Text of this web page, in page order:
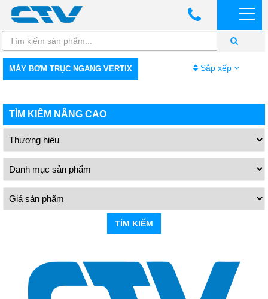
MÁY BƠM TRỤC NGANG VERTIX Sắp xếp
TÌM KIẾM NÂNG CAO
TÌM KIẾM